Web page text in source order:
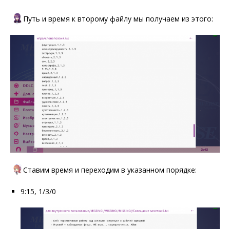
Путь и время к второму файлу мы получаем из этого:
Ставим время и переходим в указанном порядке:
9:15, 1/3/0